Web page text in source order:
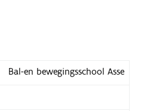
Bal-en bewegingsschool Asse